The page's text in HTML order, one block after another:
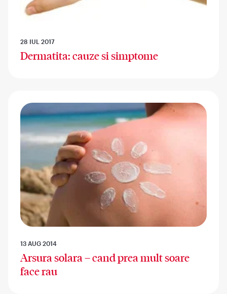
28 IUL 2017
Dermatita: cauze si simptome
13 AUG 2014
Arsura solara – cand prea mult soare
face rau